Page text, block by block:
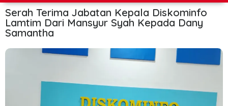
Serah Terima Jabatan Kepala Diskominfo
Lamtim Dari Mansyur Syah Kepada Dany
Samantha